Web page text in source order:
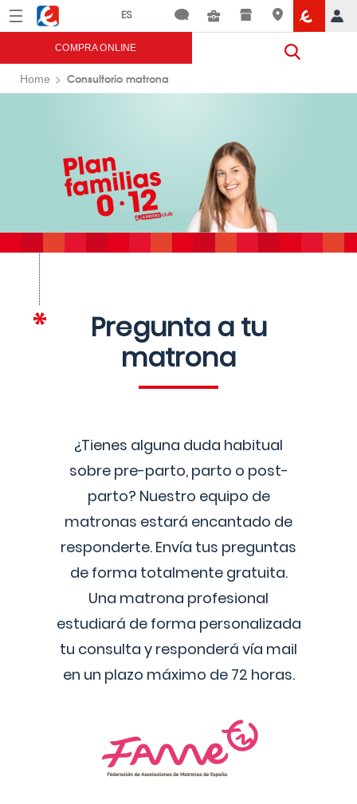
Menú Eroski
COMPRA ONLINE
Home Consultorio matrona
Pregunta a tu
matrona
¿Tienes alguna duda habitual
sobre pre-parto, parto o post-
parto? Nuestro equipo de
matronas estará encantado de
responderte. Envía tus preguntas
de forma totalmente gratuita.
Una matrona profesional
estudiará de forma personalizada
tu consulta y responderá vía mail
en un plazo máximo de 72 horas.